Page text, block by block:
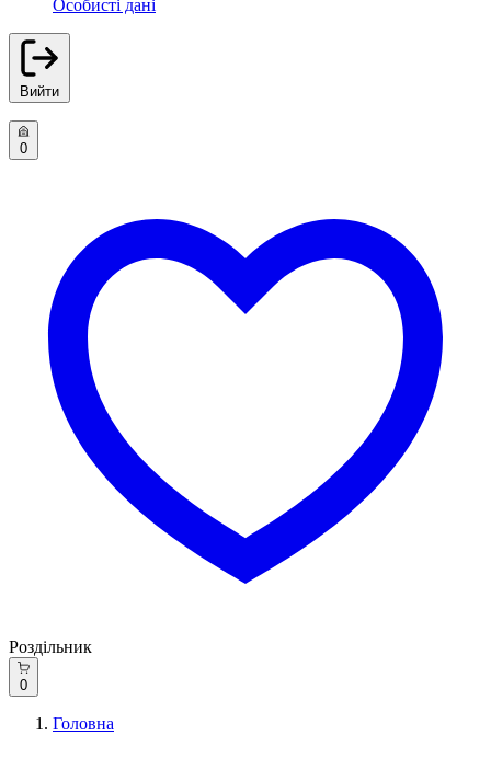
Особисті дані
Вийти
0
Роздільник
0
Головна